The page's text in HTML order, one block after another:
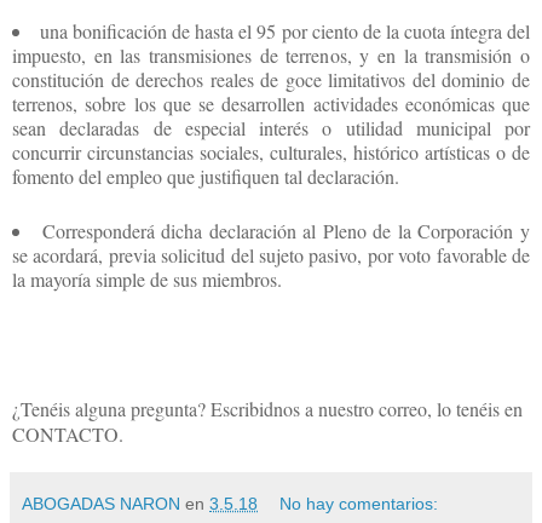
una bonificación de hasta el 95 por ciento de la cuota íntegra del
impuesto, en las transmisiones de terrenos, y en la transmisión o
constitución de derechos reales de goce limitativos del dominio de
terrenos, sobre los que se desarrollen actividades económicas que
sean declaradas de especial interés o utilidad municipal por
concurrir circunstancias sociales, culturales, histórico artísticas o de
fomento del empleo que justifiquen tal declaración.
Corresponderá dicha declaración al Pleno de la Corporación y
se acordará, previa solicitud del sujeto pasivo, por voto favorable de
la mayoría simple de sus miembros.
¿Tenéis alguna pregunta? Escribidnos a nuestro correo, lo tenéis en
CONTACTO.
ABOGADAS NARON en 3.5.18 No hay comentarios: